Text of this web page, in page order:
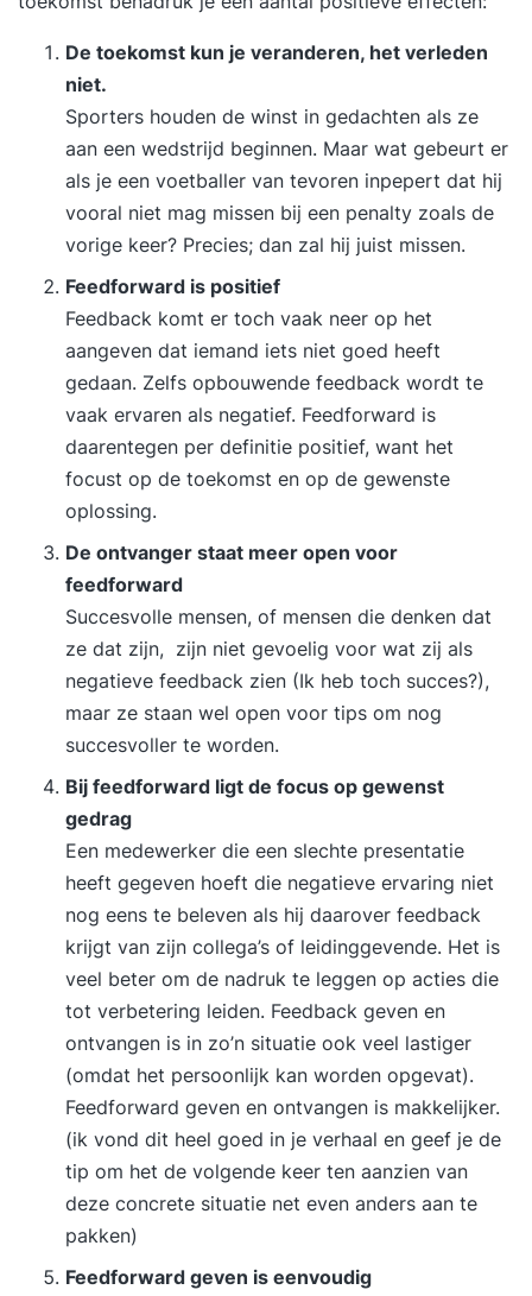
De toekomst kun je veranderen, het verleden
niet.
Sporters houden de winst in gedachten als ze
aan een wedstrijd beginnen. Maar wat gebeurt er
als je een voetballer van tevoren inpepert dat hij
vooral niet mag missen bij een penalty zoals de
vorige keer? Precies; dan zal hij juist missen.
Feedforward is positief
Feedback komt er toch vaak neer op het
aangeven dat iemand iets niet goed heeft
gedaan. Zelfs opbouwende feedback wordt te
vaak ervaren als negatief. Feedforward is
daarentegen per definitie positief, want het
focust op de toekomst en op de gewenste
oplossing.
De ontvanger staat meer open voor
feedforward
Succesvolle mensen, of mensen die denken dat
ze dat zijn, zijn niet gevoelig voor wat zij als
negatieve feedback zien (Ik heb toch succes?),
maar ze staan wel open voor tips om nog
succesvoller te worden.
Bij feedforward ligt de focus op gewenst
gedrag
Een medewerker die een slechte presentatie
heeft gegeven hoeft die negatieve ervaring niet
nog eens te beleven als hij daarover feedback
krijgt van zijn collega’s of leidinggevende. Het is
veel beter om de nadruk te leggen op acties die
tot verbetering leiden. Feedback geven en
ontvangen is in zo’n situatie ook veel lastiger
(omdat het persoonlijk kan worden opgevat).
Feedforward geven en ontvangen is makkelijker.
(ik vond dit heel goed in je verhaal en geef je de
tip om het de volgende keer ten aanzien van
deze concrete situatie net even anders aan te
pakken)
Feedforward geven is eenvoudig